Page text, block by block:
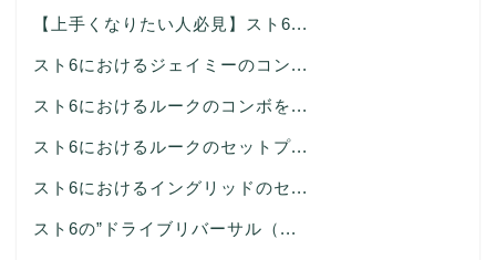
【上手くなりたい人必見】スト6...
スト6におけるジェイミーのコン...
スト6におけるルークのコンボを...
スト6におけるルークのセットプ...
スト6におけるイングリッドのセ...
スト6の”ドライブリバーサル（...